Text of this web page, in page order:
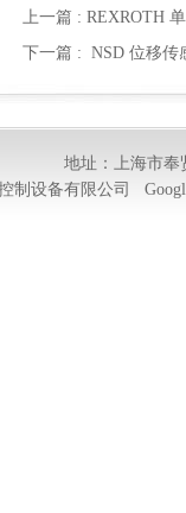
上一篇 : REXROTH
下一篇 : NSD 位移传
地址：上海市奉
控制设备有限公司